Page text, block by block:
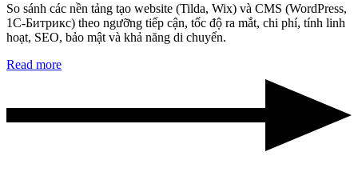
So sánh các nền tảng tạo website (Tilda, Wix) và CMS (WordPress,
1С‑Битрикс) theo ngưỡng tiếp cận, tốc độ ra mắt, chi phí, tính linh
hoạt, SEO, bảo mật và khả năng di chuyển.
Read more